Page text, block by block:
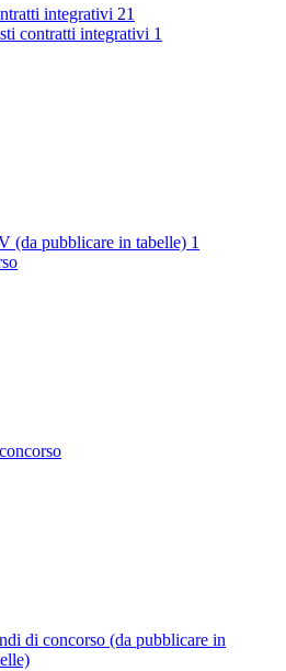
integrativi 21
contratti integrativi 1
(da pubblicare in tabelle) 1
di concorso (da pubblicare in